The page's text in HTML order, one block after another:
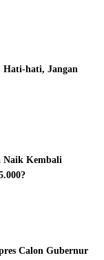
Hati-hati, Jangan
Naik Kembali
Calon Gubernur